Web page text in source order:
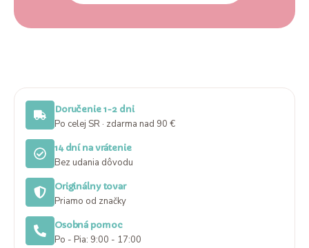
Doručenie 1-2 dni
Po celej SR · zdarma nad 90 €
14 dní na vrátenie
Bez udania dôvodu
Originálny tovar
Priamo od značky
Osobná pomoc
Po - Pia: 9:00 - 17:00